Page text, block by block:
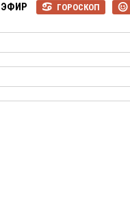
P
R ГОРОСКОП
ЭФИР